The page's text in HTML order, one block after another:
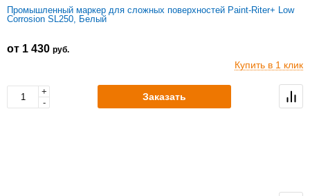
Промышленный маркер для сложных поверхностей Paint-Riter+ Low
Corrosion SL250, Белый
от 1 430 руб.
Купить в 1 клик
+
-
Заказать